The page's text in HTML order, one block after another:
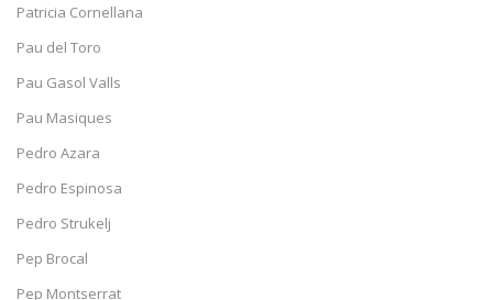
Patricia Cornellana
Pau del Toro
Pau Gasol Valls
Pau Masiques
Pedro Azara
Pedro Espinosa
Pedro Strukelj
Pep Brocal
Pep Montserrat